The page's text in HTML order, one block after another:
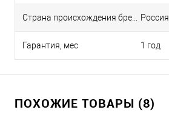
Россия
Гарантия, мес 1 год
ПОХОЖИЕ ТОВАРЫ (8)